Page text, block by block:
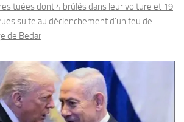
tuées dont 4 brûlés dans leur voiture et 19
suite au déclenchement d’un feu de
de Bedar